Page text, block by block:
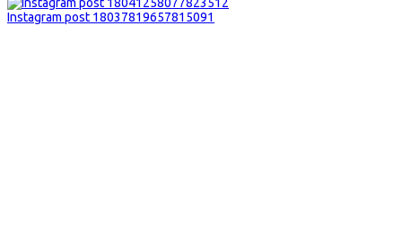
Instagram post 18037819657815091